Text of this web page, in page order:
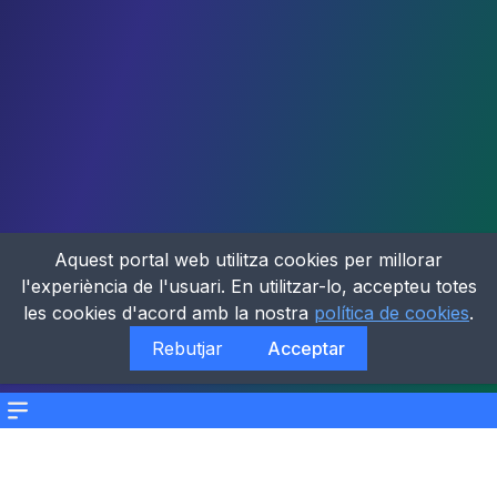
Menu
Aquest portal web utilitza cookies per millorar
l'experiència de l'usuari. En utilitzar-lo, accepteu totes
les cookies d'acord amb la nostra política de cookies.
Rebutjar
Acceptar